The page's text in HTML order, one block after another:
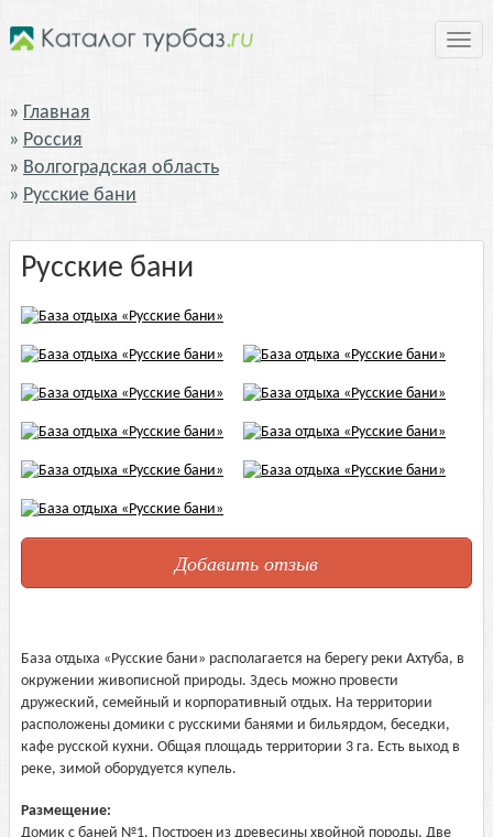
Главная
Россия
Волгоградская область
Русские бани
Русские бани
Добавить отзыв
База отдыха «Русские бани» располагается на берегу реки Ахтуба, в
окружении живописной природы. Здесь можно провести
дружеский, семейный и корпоративный отдых. На территории
расположены домики с русскими банями и бильярдом, беседки,
кафе русской кухни. Общая площадь территории 3 га. Есть выход в
реке, зимой оборудуется купель.
Размещение:
Домик с баней №1. Построен из древесины хвойной породы. Две